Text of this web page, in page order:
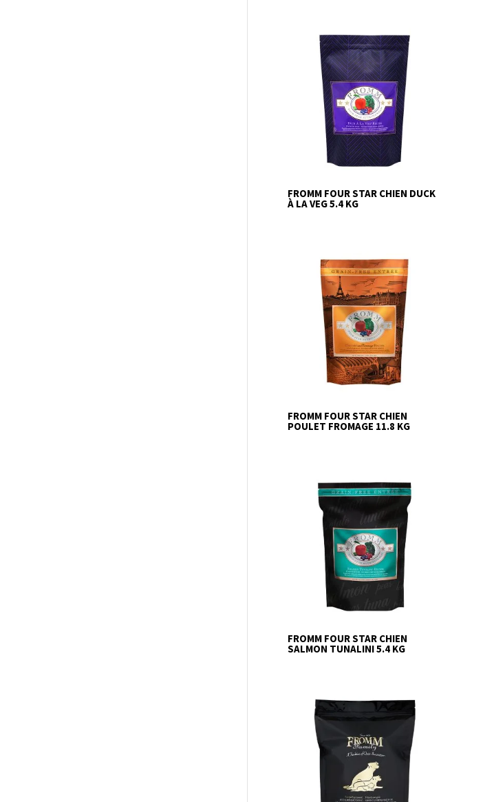
FROMM FOUR STAR CHIEN DUCK
À LA VEG 5.4 KG
FROMM FOUR STAR CHIEN
POULET FROMAGE 11.8 KG
FROMM FOUR STAR CHIEN
SALMON TUNALINI 5.4 KG